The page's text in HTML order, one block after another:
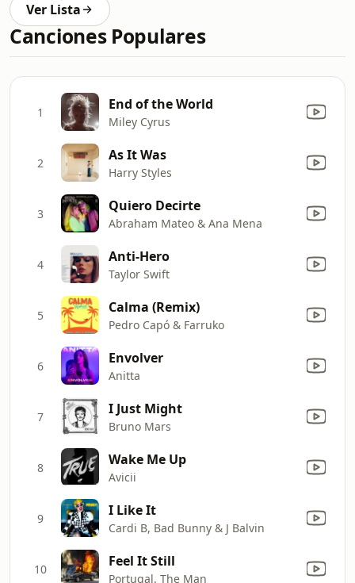
Ver Lista
Canciones Populares
1 End of the World
Miley Cyrus
2 As It Was
Harry Styles
3 Quiero Decirte
Abraham Mateo & Ana Mena
4 Anti-Hero
Taylor Swift
5 Calma (Remix)
Pedro Capó & Farruko
6 Envolver
Anitta
7 I Just Might
Bruno Mars
8 Wake Me Up
Avicii
9 I Like It
Cardi B, Bad Bunny & J Balvin
10 Feel It Still
Portugal. The Man